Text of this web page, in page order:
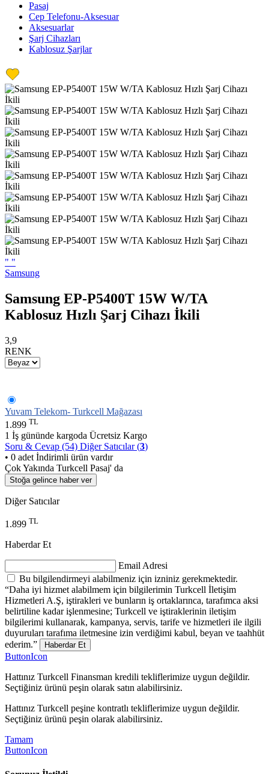
Pasaj
Cep Telefonu-Aksesuar
Aksesuarlar
Şarj Cihazları
Kablosuz Şarjlar
" "
Samsung
Samsung EP-P5400T 15W W/TA
Kablosuz Hızlı Şarj Cihazı İkili
3,9
RENK
Yuvam Telekom- Turkcell Mağazası
1.899 TL
1 İş gününde kargoda Ücretsiz Kargo
Soru & Cevap (54) Diğer Satıcılar (3)
• 0 adet İndirimli ürün vardır
Çok Yakında Turkcell Pasaj' da
Stoğa gelince haber ver
Diğer Satıcılar
1.899 TL
Haberdar Et
Email Adresi
Bu bilgilendirmeyi alabilmeniz için izniniz gerekmektedir.
“Daha iyi hizmet alabilmem için bilgilerimin Turkcell İletişim
Hizmetleri A.Ş, iştirakleri ve bunların iş ortaklarınca, tarafımca aksi
belirtiline kadar işlenmesine; Turkcell ve iştiraklerinin iletişim
bilgilerimi kullanarak, kampanya, servis, tarife ve hizmetleri ile ilgili
duyuruları tarafıma iletmesine izin verdiğimi kabul, beyan ve taahhüt
ederim.”
Haberdar Et
ButtonIcon
Hattınız Turkcell Finansman kredili tekliflerimize uygun değildir.
Seçtiğiniz ürünü peşin olarak satın alabilirsiniz.
Hattınız Turkcell peşine kontratlı tekliflerimize uygun değildir.
Seçtiğiniz ürünü peşin olarak alabilirsiniz.
Tamam
ButtonIcon